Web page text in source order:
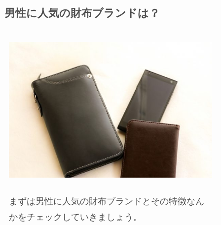
男性に人気の財布ブランドは？
まずは男性に人気の財布ブランドとその特徴なん
かをチェックしていきましょう。